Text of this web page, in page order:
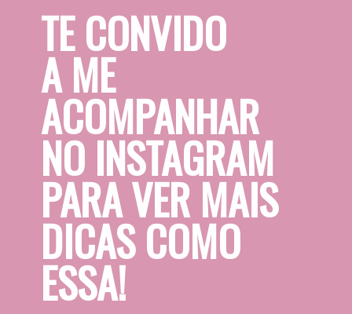
TE CONVIDO
A ME
ACOMPANHAR
NO INSTAGRAM
PARA VER MAIS
DICAS COMO
ESSA!